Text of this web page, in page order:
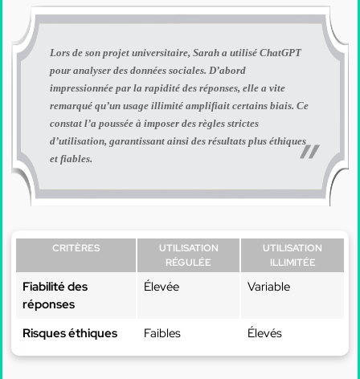
Lors de son projet universitaire, Sarah a utilisé ChatGPT
pour analyser des données sociales. D’abord
impressionnée par la rapidité des réponses, elle a vite
remarqué qu’un usage illimité amplifiait certains biais. Ce
constat l’a poussée à imposer des règles strictes
d’utilisation, garantissant ainsi des résultats plus éthiques
et fiables.
CRITÈRES
UTILISATION
RÉGULÉE
UTILISATION
ILLIMITÉE
Fiabilité des
réponses
Élevée Variable
Risques éthiques Faibles Élevés